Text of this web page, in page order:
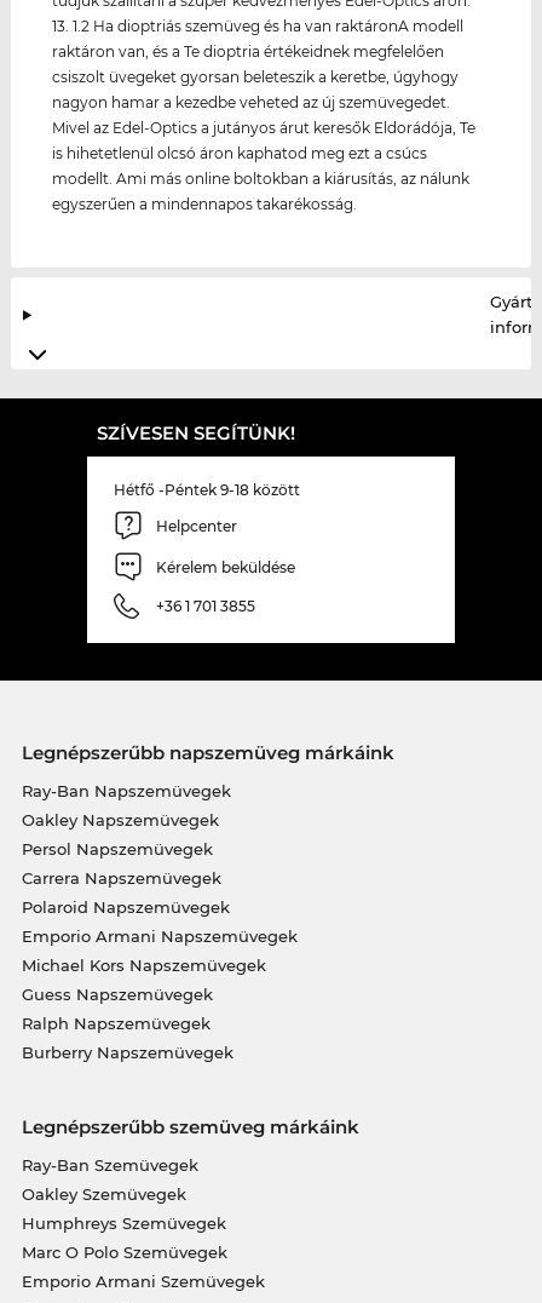
13. 1.2 Ha dioptriás szemüveg és ha van raktáronA modell
raktáron van, és a Te dioptria értékeidnek megfelelően
csiszolt üvegeket gyorsan beleteszik a keretbe, úgyhogy
nagyon hamar a kezedbe veheted az új szemüvegedet.
Mivel az Edel-Optics a jutányos árut keresők Eldorádója, Te
is hihetetlenül olcsó áron kaphatod meg ezt a csúcs
modellt. Ami más online boltokban a kiárusítás, az nálunk
egyszerűen a mindennapos takarékosság.
SZÍVESEN SEGÍTÜNK!
Hétfő -Péntek 9-18 között
Helpcenter
Kérelem beküldése
+36 1 701 3855
Legnépszerűbb napszemüveg márkáink
Ray-Ban Napszemüvegek
Oakley Napszemüvegek
Persol Napszemüvegek
Carrera Napszemüvegek
Polaroid Napszemüvegek
Emporio Armani Napszemüvegek
Michael Kors Napszemüvegek
Guess Napszemüvegek
Ralph Napszemüvegek
Burberry Napszemüvegek
Legnépszerűbb szemüveg márkáink
Ray-Ban Szemüvegek
Oakley Szemüvegek
Humphreys Szemüvegek
Marc O Polo Szemüvegek
Emporio Armani Szemüvegek